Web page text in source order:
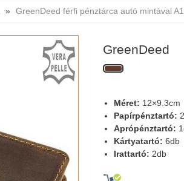
» GreenDeed férfi pénztárca autó mintával
GreenDeed
Méret: 12×9.3cm
Papírpénztartó:
Aprópénztartó:
Kártyatartó: 6db
Irattartó: 2db